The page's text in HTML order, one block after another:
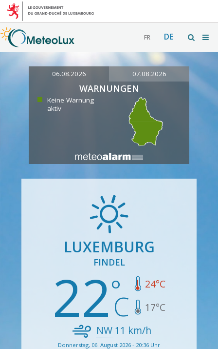
FR DE
06.08.2026 07.08.2026
WARNUNGEN
Keine Warnung
aktiv
LUXEMBURG
FINDEL
22 24°C
17°C
NW11 km/h
Donnerstag, 06. August 2026 - 20:36 Uhr